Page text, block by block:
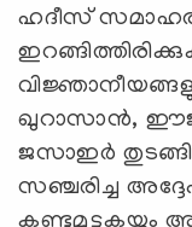
ഹദീസ്
ഖുറാസാന്‍,
ജസാഇര്‍ തുടങ്ങി
സഞ്ചരിച്ച